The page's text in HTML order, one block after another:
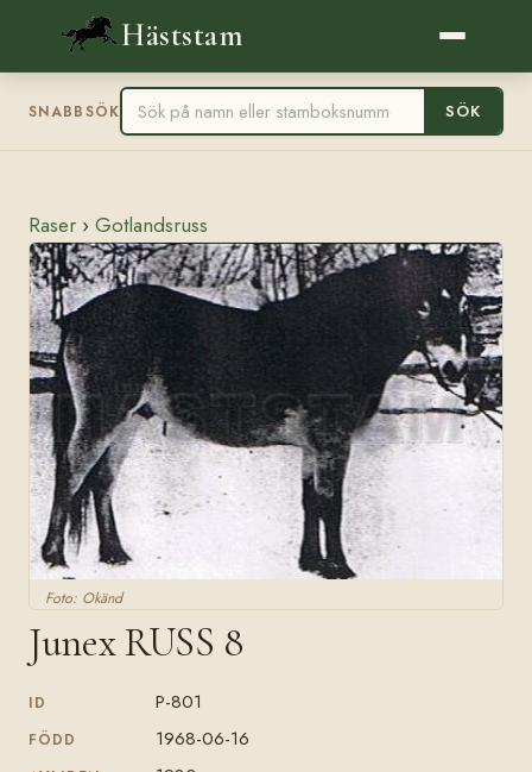
Häststam
SNABBSÖK SÖK
Raser › Gotlandsruss
Foto: Okänd
Junex RUSS 8
ID P-801
FÖDD 1968-06-16